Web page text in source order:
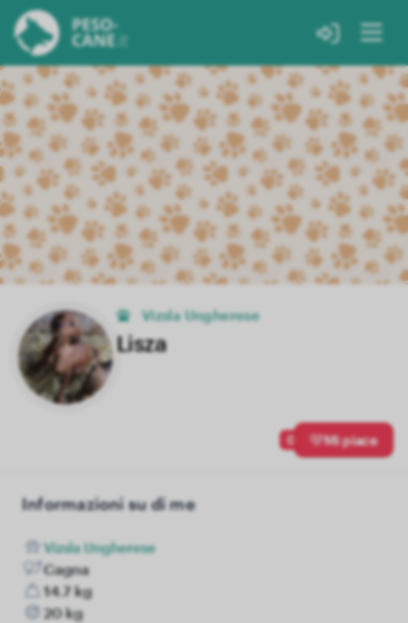
Vizsla Ungherese
Lisza
0 Mi piace
Informazioni su di me
Vizsla Ungherese
Cagna
14.7 kg
20 kg